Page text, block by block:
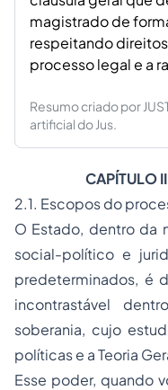
magistrado de
respeitando
processo legal e a
Resumo criado por
artificial do Jus.
CAPÍTULO
2.1. Escopos do
O Estado, dentro da
social-político e
predeterminados, é
incontrastável
soberania, cujo
políticas e a Teoria
Esse poder, quando